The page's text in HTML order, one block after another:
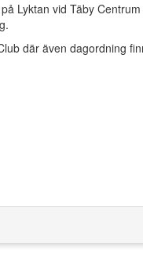
Lyktan vid Täby
där även dagordning